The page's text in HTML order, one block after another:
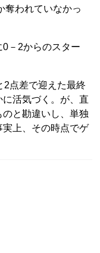
奪われていなかっ
－2からのスター
点差で迎えた最終
活気づく。が、直
と勘違いし、単独
上、その時点でゲ